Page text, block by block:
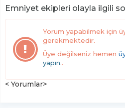
Emniyet ekipleri olayla ilgili
Yorum yapabilmek için
gerekmektedir.
Üye değilseniz hemen
yapın..
< Yorumlar>